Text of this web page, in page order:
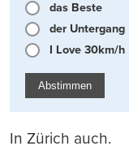
das Beste
der Untergang
I Love 30km/h
Abstimmen
In Zürich auch.